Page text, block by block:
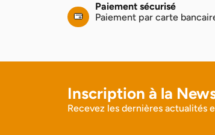
Paiement sécurisé
Paiement par carte
Inscription à la
Recevez les dernières actualités